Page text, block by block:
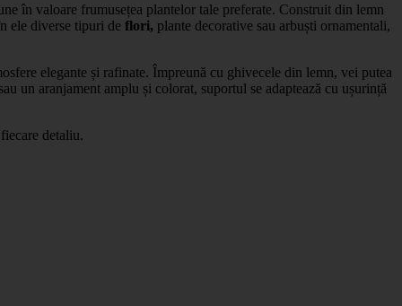
în valoare frumusețea plantelor tale preferate. Construit din lemn
ele diverse tipuri de flori, plante decorative sau arbuști ornamentali,
elegante și rafinate. Împreună cu ghivecele din lemn, vei putea
un aranjament amplu și colorat, suportul se adaptează cu ușurință
detaliu.